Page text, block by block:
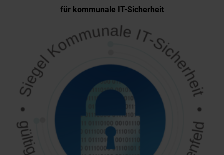
für kommunale IT-Sicherheit